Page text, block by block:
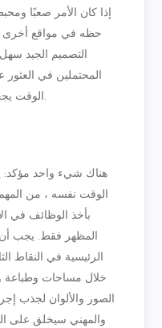
إذا كان الأمر صعبًا
حظه في مواقع أخرى
التصميم الجيد سهل
المحتملين في
الوقت يجعلك أقرب إلى إغلاق مشروع جديد.
هناك شيء واحد مؤكد:
الوقت نفسه ، من
بأخذ الوظائف في
المظهر فقط. يجب أن
الرئيسية في النقاط
خلال مساحات وطباعة
الصور والألوان لجذب
والمهني سيخلق على